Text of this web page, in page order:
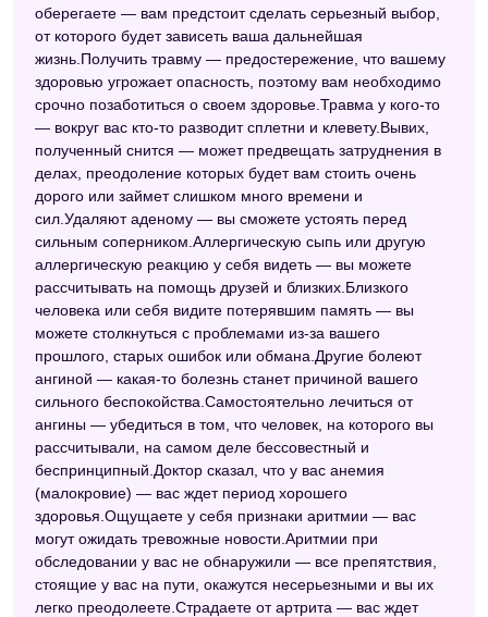
Сонник 2012
Сонник Фэн-шуй
Современный сонник
Сонник ХХ века
Сонник Велес
Цыганский сонник
Сонник Шивананды
Английский сонник
Сонник черной магии
Дамский сонник
Любовный сонник
Восточный сонник
Сонник для девочек
Сонник Древних славян
Новейший сонник
оберегаете — вам предстоит сделать серьезный выбор,
от которого будет зависеть ваша дальнейшая
жизнь.Получить травму — предостережение, что вашему
здоровью угрожает опасность, поэтому вам необходимо
срочно позаботиться о своем здоровье.Травма у кого-то
— вокруг вас кто-то разводит сплетни и клевету.Вывих,
полученный снится — может предвещать затруднения в
делах, преодоление которых будет вам стоить очень
дорого или займет слишком много времени и
сил.Удаляют аденому — вы сможете устоять перед
сильным соперником.Аллергическую сыпь или другую
аллергическую реакцию у себя видеть — вы можете
рассчитывать на помощь друзей и близких.Близкого
человека или себя видите потерявшим память — вы
можете столкнуться с проблемами из-за вашего
прошлого, старых ошибок или обмана.Другие болеют
ангиной — какая-то болезнь станет причиной вашего
сильного беспокойства.Самостоятельно лечиться от
ангины — убедиться в том, что человек, на которого вы
рассчитывали, на самом деле бессовестный и
беспринципный.Доктор сказал, что у вас анемия
(малокровие) — вас ждет период хорошего
здоровья.Ощущаете у себя признаки аритмии — вас
могут ожидать тревожные новости.Аритмии при
обследовании у вас не обнаружили — все препятствия,
стоящие у вас на пути, окажутся несерьезными и вы их
легко преодолеете.Страдаете от артрита — вас ждет